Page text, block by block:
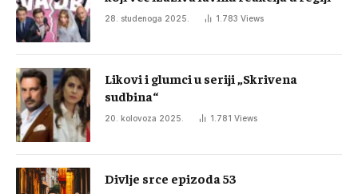
28. studenoga 2025. 1.783 Views
Likovi i glumci u seriji „Skrivena
sudbina“
20. kolovoza 2025. 1.781 Views
Divlje srce epizoda 53